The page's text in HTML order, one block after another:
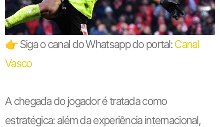
👉 Siga o canal do Whatsapp do portal:Canal
Vasco
A chegada do jogador é tratada como
estratégica: além da experiência internacional,